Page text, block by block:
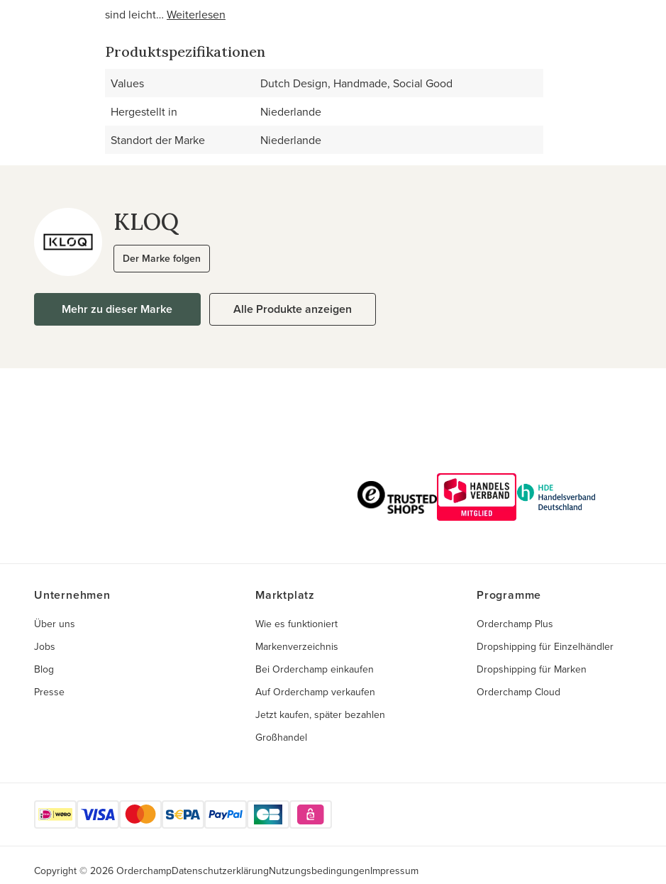
sind leicht… Weiterlesen
Produktspezifikationen
Values
Dutch Design, Handmade, Social Good
Hergestellt in
Niederlande
Standort der Marke
Niederlande
KLOQ
Der Marke folgen
Mehr zu dieser Marke Alle Produkte anzeigen
Unternehmen
Über uns
Jobs
Blog
Presse
Marktplatz
Wie es funktioniert
Markenverzeichnis
Bei Orderchamp einkaufen
Auf Orderchamp verkaufen
Jetzt kaufen, später bezahlen
Großhandel
Programme
Orderchamp Plus
Dropshipping für Einzelhändler
Dropshipping für Marken
Orderchamp Cloud
Copyright © 2026 OrderchampDatenschutzerklärungNutzungsbedingungenImpressum